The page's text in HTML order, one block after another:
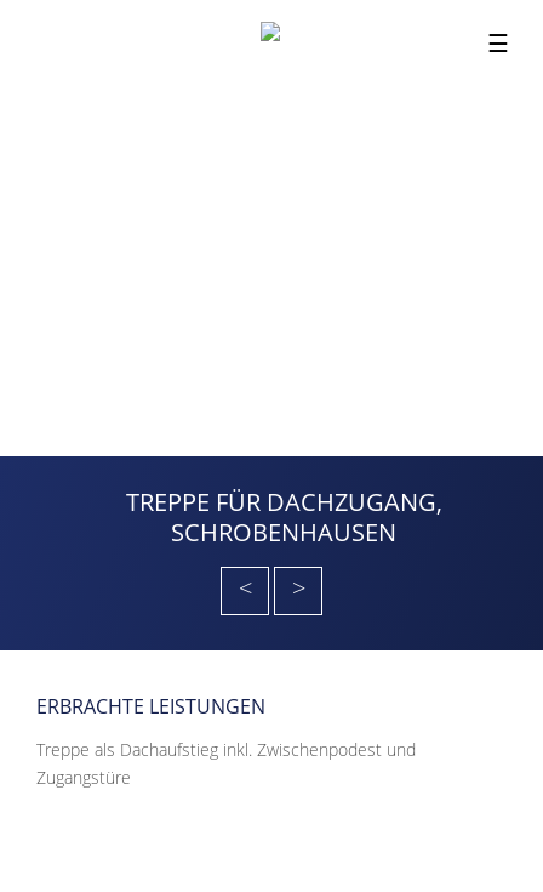
☰
TREPPE FÜR DACHZUGANG,
SCHROBENHAUSEN
<
>
ERBRACHTE LEISTUNGEN
Treppe als Dachaufstieg inkl. Zwischenpodest und
Zugangstüre